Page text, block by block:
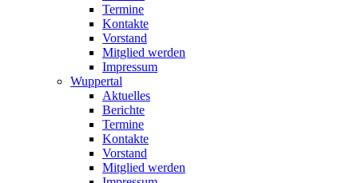
Termine
Kontakte
Vorstand
Mitglied werden
Impressum
Wuppertal
Aktuelles
Berichte
Termine
Kontakte
Vorstand
Mitglied werden